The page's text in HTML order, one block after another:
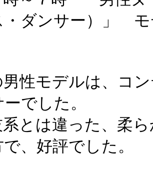
・ダンサー）」 モ
性モデルは、コ
でした。
とは違った、柔
、好評でした。